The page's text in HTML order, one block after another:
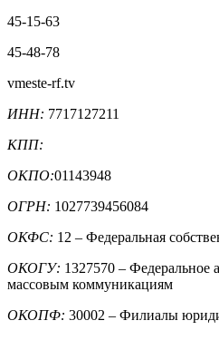
45-15-63
45-48-78
vmeste-rf.tv
ИНН: 7717127211
КПП:
ОКПО:01143948
ОГРН: 1027739456084
ОКФС: 12 – Федеральная
ОКОГУ: 1327570 – Федеральное
массовым коммуникациям
ОКОПФ: 30002 – Филиалы